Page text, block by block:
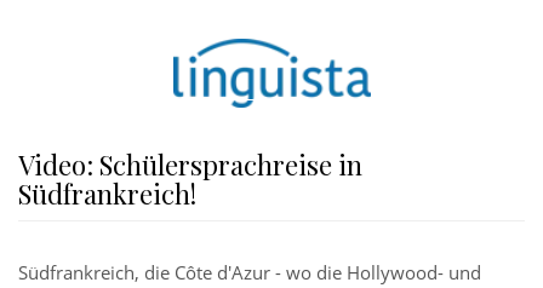
Video: Schülersprachreise in
Südfrankreich!
Südfrankreich, die Côte d'Azur - wo die Hollywood- und